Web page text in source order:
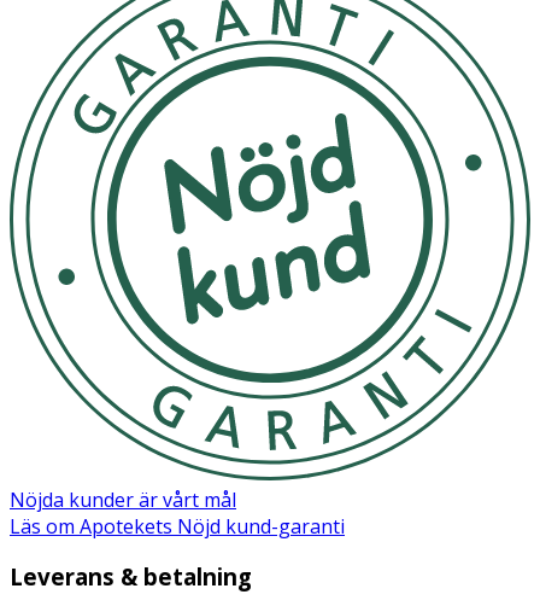
Nöjda kunder är vårt mål
Läs om Apotekets Nöjd kund-garanti
Leverans & betalning